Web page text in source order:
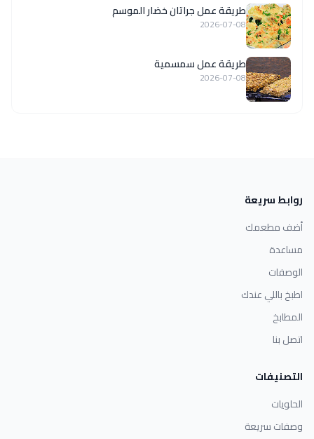
طريقة عمل جراتان خضار الموسم
2026-07-08
طريقة عمل سمسمية
2026-07-08
روابط سريعة
أضف مطعمك
مساعدة
الوصفات
اطبخ باللي عندك
المطابخ
اتصل بنا
التصنيفات
الحلويات
وصفات سريعة